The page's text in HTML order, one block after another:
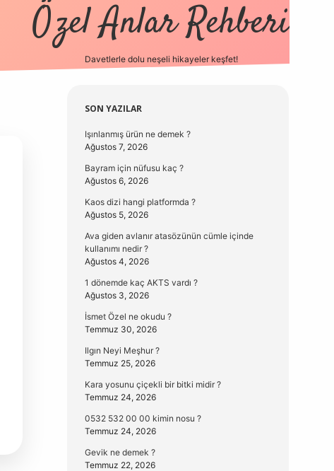
Özel Anlar Rehberi
Davetlerle dolu neşeli hikayeler keşfet!
Sidebar
SON YAZILAR
Işınlanmış ürün ne demek ?
Ağustos 7, 2026
Bayram için nüfusu kaç ?
Ağustos 6, 2026
Kaos dizi hangi platformda ?
Ağustos 5, 2026
Ava giden avlanır atasözünün cümle içinde
kullanımı nedir ?
Ağustos 4, 2026
1 dönemde kaç AKTS vardı ?
Ağustos 3, 2026
İsmet Özel ne okudu ?
Temmuz 30, 2026
Ilgın Neyi Meşhur ?
Temmuz 25, 2026
Kara yosunu çiçekli bir bitki midir ?
Temmuz 24, 2026
0532 532 00 00 kimin nosu ?
Temmuz 24, 2026
Gevik ne demek ?
Temmuz 22, 2026